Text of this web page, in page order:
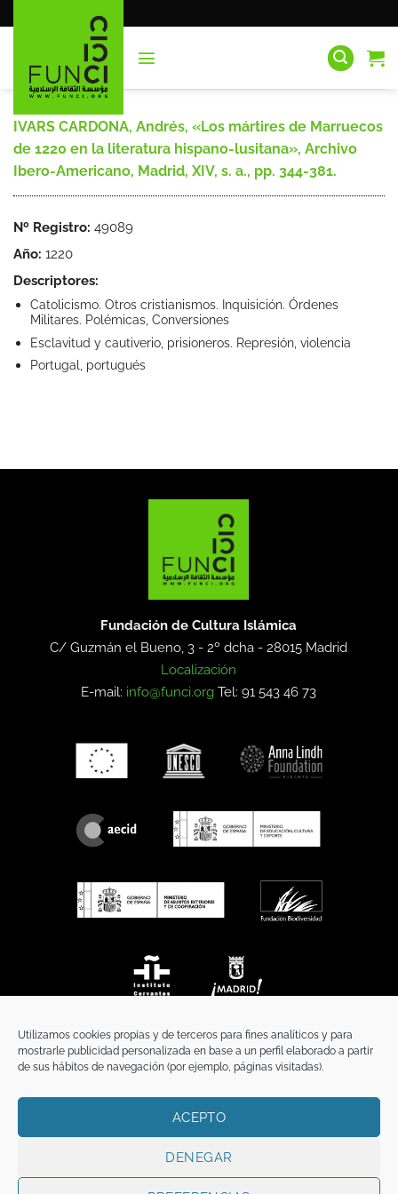
Utilizamos cookies propias y de terceros para fines analíticos y para
mostrarle publicidad personalizada en base a un perfil elaborado a partir
de sus hábitos de navegación (por ejemplo, páginas visitadas).
ACEPTO
DENEGAR
al
IVARS CARDONA, Andrés, «Los mártires de Marruecos
de 1220 en la literatura hispano-lusitana», Archivo
Ibero-Americano, Madrid, XIV, s. a., pp. 344-381.
Nº Registro: 49089
Año: 1220
Descriptores:
Catolicismo. Otros cristianismos. Inquisición. Órdenes
Militares. Polémicas, Conversiones
Esclavitud y cautiverio, prisioneros. Represión, violencia
Portugal, portugués
Fundación de Cultura Islámica
C/ Guzmán el Bueno, 3 - 2º dcha -28015 Madrid
Localización
E-mail: info@funci.org Tel: 91 543 46 73
TÉRMINOS Y CONDICIONES
Copyright 2026 ©FunciFUNCI es titular de los derechos de propiedad